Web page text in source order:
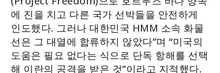
에 진을 치고 다른 국가 선박들을 안전하게
인도했다. 그러나 대한민국 HMM 소속 화물
선은 그 대열에 합류하지 않았다”며 “미국의
도움은 필요 없다는 식으로 단독 항해를 선택
해 이란의 공격을 받은 것”이라고 지적했다.